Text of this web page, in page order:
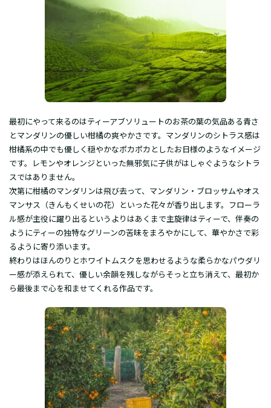
最初にやって来るのはティーアブソリュートのお茶の葉の気品ある青さ
とマンダリンの優しい柑橘の爽やかさです。マンダリンのシトラス感は
柑橘系の中でも優しく穏やかなポカポカとしたお日様のようなイメージ
です。レモンやオレンジといった無邪気に子供がはしゃぐようなシトラ
スではありません。
次第に柑橘のマンダリンは飛び去って、マンダリン・ブロッサムやオス
マンサス（きんもくせいの花）といった花々が香り出します。フローラ
ル感が主役に躍り出るというよりはあくまで主旋律はティーで、伴奏の
ようにティーの独特なグリーンの苦味をまろやかにして、華やかさで彩
るように寄り添います。
終わりはほんのりとホワイトムスクを思わせるような柔らかなパウダリ
ー感が添えられて、優しい余韻を残しながらそっと立ち消えて、最初か
ら最後まで心を和ませてくれる作品です。